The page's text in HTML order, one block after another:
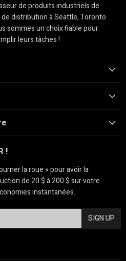
de produits industriels de
distribution à Seattle, Toronto
sommes un choix fiable pour
leurs tâches !
!
la roue » pour avoir la
de 20 $ à 200 $ sur votre
instantanées.
SIGN UP